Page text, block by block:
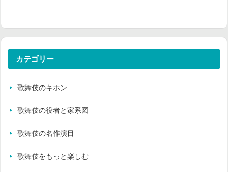
カテゴリー
歌舞伎のキホン
歌舞伎の役者と家系図
歌舞伎の名作演目
歌舞伎をもっと楽しむ